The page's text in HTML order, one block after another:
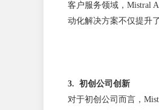
客户服务领域，Mistral
动化解决方案不仅提升
3. 初创公司创新
对于初创公司而言，